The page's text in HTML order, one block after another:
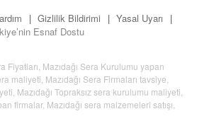
Gizlilik Bildirimi
Yasal Uyarı
Esnaf Dostu
Fiyatları Mazıdağı Sera Kurulumu yapan
maliyeti Mazıdağı Sera Firmaları tavsiye
Mazıdağı Topraksız sera kurulumu maliyeti
firmalar, Mazıdağı sera malzemeleri satışı